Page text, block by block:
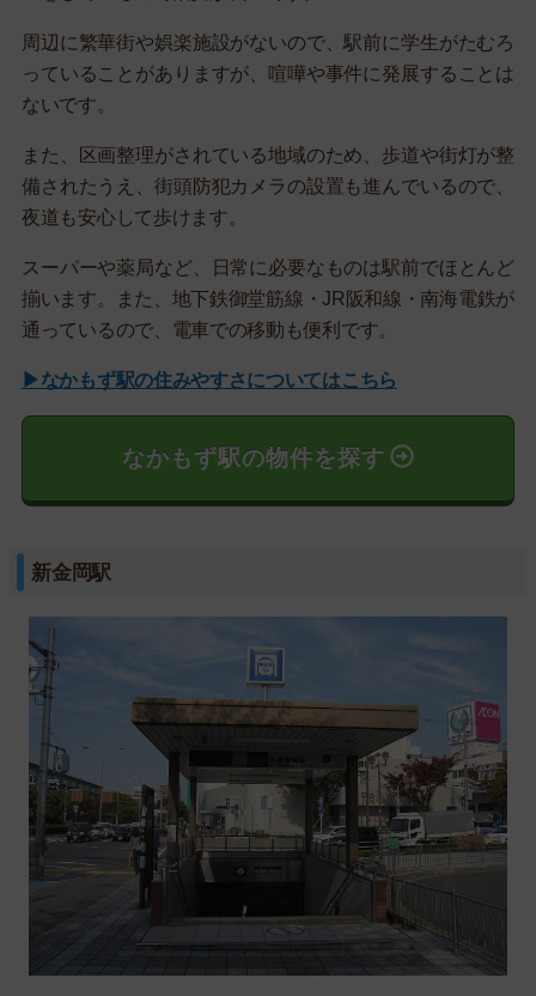
周辺に繁華街や娯楽施設がないので、駅前に学生がたむろ
っていることがありますが、喧嘩や事件に発展することは
ないです。
また、区画整理がされている地域のため、歩道や街灯が整
備されたうえ、街頭防犯カメラの設置も進んでいるので、
夜道も安心して歩けます。
スーパーや薬局など、日常に必要なものは駅前でほとんど
揃います。また、地下鉄御堂筋線・JR阪和線・南海電鉄が
通っているので、電車での移動も便利です。
▶なかもず駅の住みやすさについてはこちら
なかもず駅の物件を探す
新金岡駅